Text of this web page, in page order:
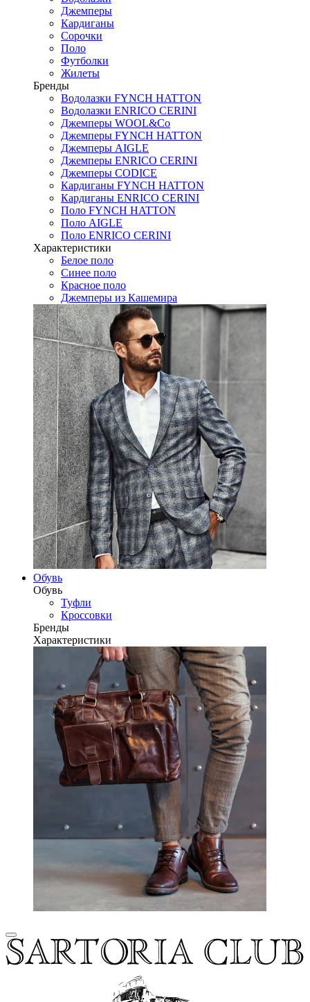
Джемперы
Кардиганы
Сорочки
Поло
Футболки
Жилеты
Бренды
Водолазки FYNCH HATTON
Водолазки ENRICO CERINI
Джемперы WOOL&Co
Джемперы FYNCH HATTON
Джемперы AIGLE
Джемперы ENRICO CERINI
Джемперы CODICE
Кардиганы FYNCH HATTON
Кардиганы ENRICO CERINI
Поло FYNCH HATTON
Поло AIGLE
Поло ENRICO CERINI
Характеристики
Белое поло
Синее поло
Красное поло
Джемперы из Кашемира
Обувь
Обувь
Туфли
Кроссовки
Бренды
Характеристики